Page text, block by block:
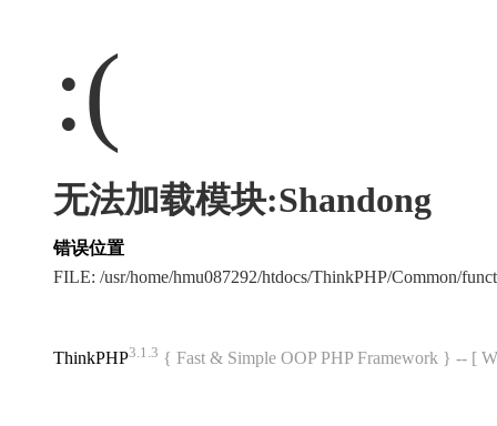
:(
无法加载模块:Shandong
错误位置
FILE: /usr/home/hmu087292/htdocs/ThinkPHP/Common/
ThinkPHP3.1.3 { Fast & Simple OOP PHP Framework } -- [